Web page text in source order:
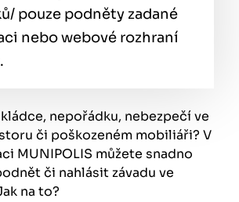
pouze podněty zadané
nebo webové rozhraní
nepořádku, nebezpečí ve
či poškozeném mobiliáři? V
MUNIPOLIS můžete snadno
či nahlásit závadu ve
na to?